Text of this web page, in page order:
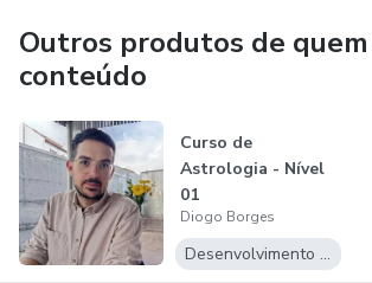
Outros produtos de quem
conteúdo
Curso de
Astrologia - Nível
01
Diogo Borges
Desenvolvimento Pessoal